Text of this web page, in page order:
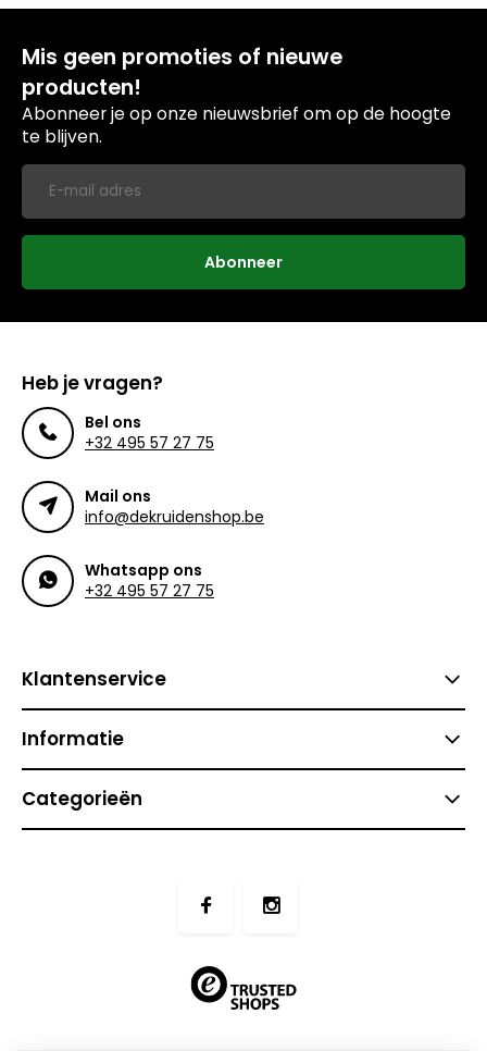
Mis geen promoties of nieuwe
producten!
Abonneer je op onze nieuwsbrief om op de hoogte
te blijven.
Abonneer
Heb je vragen?
Bel ons
+32 495 57 27 75
Mail ons
info@dekruidenshop.be
Whatsapp ons
+32 495 57 27 75
Klantenservice
Informatie
Categorieën